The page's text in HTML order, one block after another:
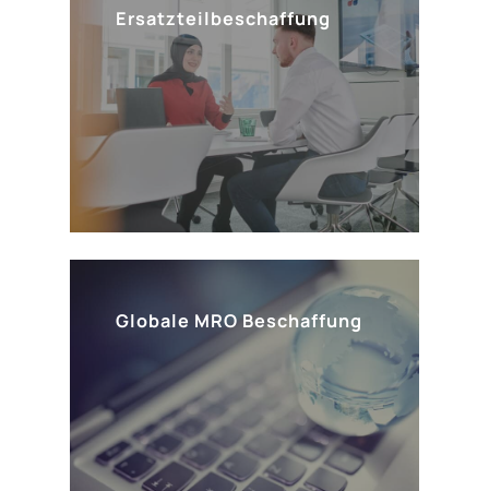
Ersatzteilbeschaffung
Globale MRO Beschaffung